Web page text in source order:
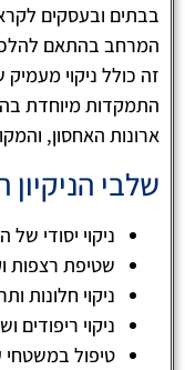
בבתים ובעסקים
המרחב בהתאם
זה כולל ניקוי
התמקדות מיוחדת
ארונות האחסון,
שלבי הניקיון
ניקוי יסודי
שטיפת רצפות
ניקוי חלונות
ניקוי ריפודים
טיפול במשטחי